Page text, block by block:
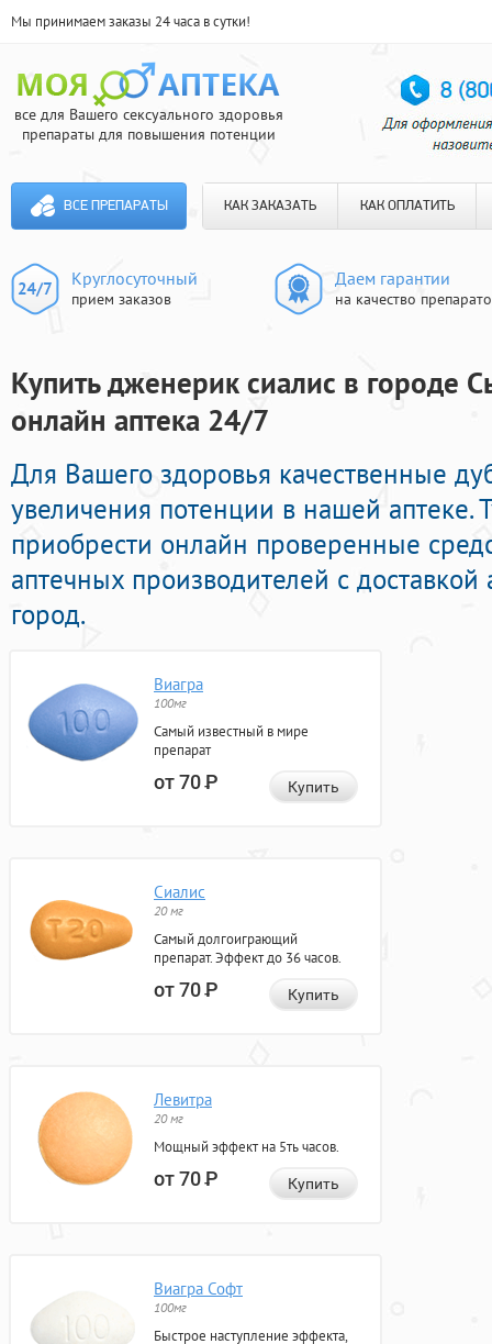
Мы принимаем заказы 24 часа в сутки!
все для Вашего сексуального здоровья
препараты для повышения потенции
ВСЕ ПРЕПАРАТЫ КАК ЗАКАЗАТЬ КАК ОПЛАТИТЬ
Круглосуточный
прием заказов
Даем гарантии
на качество
Купить дженерик сиалис в городе
онлайн аптека 24/7
Для Вашего здоровья качественные
увеличения потенции в нашей аптеке.
приобрести онлайн проверенные
аптечных производителей с
город.
Виагра
100мг
Самый известный в мире
препарат
от 70Р Купить
Сиалис
20 мг
Самый долгоиграющий
препарат. Эффект до 36 часов.
от 70Р Купить
Левитра
20 мг
Мощный эффект на 5ть часов.
от 70Р Купить
Виагра Софт
100мг
Быстрое наступление эффекта,